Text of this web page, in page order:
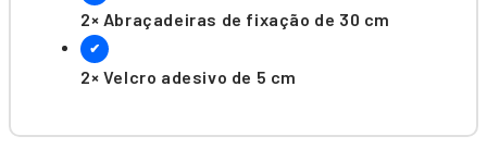
2× Abraçadeiras de fixação de 30 cm
✔
2× Velcro adesivo de 5 cm